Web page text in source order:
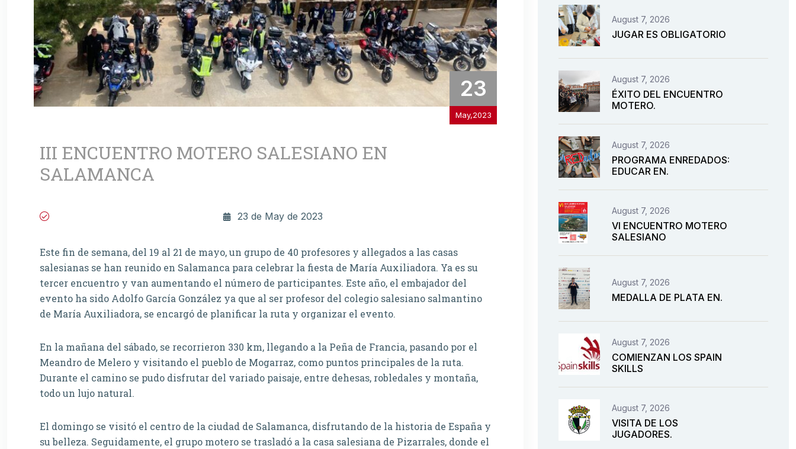
23
May,2023
III ENCUENTRO MOTERO SALESIANO EN
SALAMANCA
23 de May de 2023
Este fin de semana, del 19 al 21 de mayo, un grupo de 40 profesores y allegados a las casas
salesianas se han reunido en Salamanca para celebrar la fiesta de María Auxiliadora. Ya es su
tercer encuentro y van aumentando el número de participantes. Este año, el embajador del
evento ha sido Adolfo García González ya que al ser profesor del colegio salesiano salmantino
de María Auxiliadora, se encargó de planificar la ruta y organizar el evento.
En la mañana del sábado, se recorrieron 330 km, llegando a la Peña de Francia, pasando por el
Meandro de Melero y visitando el pueblo de Mogarraz, como puntos principales de la ruta.
Durante el camino se pudo disfrutar del variado paisaje, entre dehesas, robledales y montaña,
todo un lujo natural.
El domingo se visitó el centro de la ciudad de Salamanca, disfrutando de la historia de España y
su belleza. Seguidamente, el grupo motero se trasladó a la casa salesiana de Pizarrales, donde el
August 7, 2026
JUGAR ES OBLIGATORIO
August 7, 2026
ÉXITO DEL ENCUENTRO
MOTERO.
August 7, 2026
PROGRAMA ENREDADOS:
EDUCAR EN.
August 7, 2026
VI ENCUENTRO MOTERO
SALESIANO
August 7, 2026
MEDALLA DE PLATA EN.
August 7, 2026
COMIENZAN LOS SPAIN
SKILLS
August 7, 2026
VISITA DE LOS
JUGADORES.